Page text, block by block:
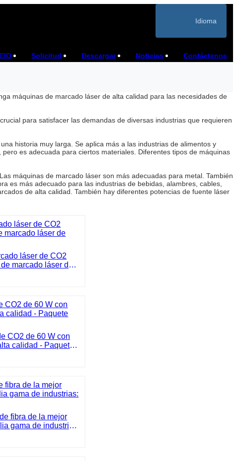
Idioma
Solicitud Descargar Noticias Contáctenos
máquinas de marcado láser de alta calidad para las necesidades de
para satisfacer las demandas de diversas industrias que requieren
historia muy larga. Se aplica más a las industrias de alimentos y
es adecuada para ciertos materiales. Diferentes tipos de máquinas
máquinas de marcado láser son más adecuadas para metal. También
es más adecuado para las industrias de bebidas, alambres, cables,
de alta calidad. También hay diferentes potencias de fuente láser
láser de CO2
marcado láser de
CO2 de 60 W con
calidad - Paquete
fibra de la mejor
gama de industrias: